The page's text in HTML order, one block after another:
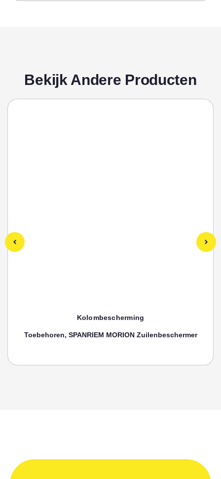
Bekijk Andere Producten
Kolombescherming
Toebehoren, SPANRIEM MORION Zuilenbeschermer